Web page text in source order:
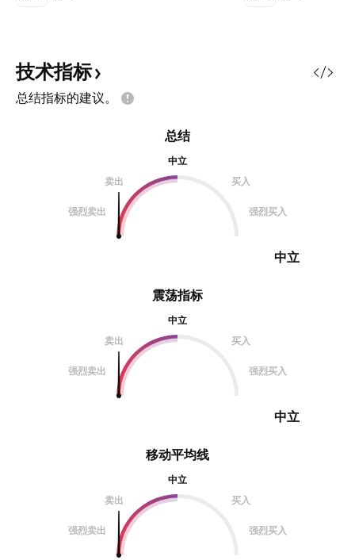
技术指标
总结指标的建议。
震荡指标
中立
卖出
买入
强烈卖出 强烈买入
中立
总结
中立
卖出
买入
强烈卖出 强烈买入
中立
移动平均线
中立
卖出
买入
强烈卖出 强烈买入